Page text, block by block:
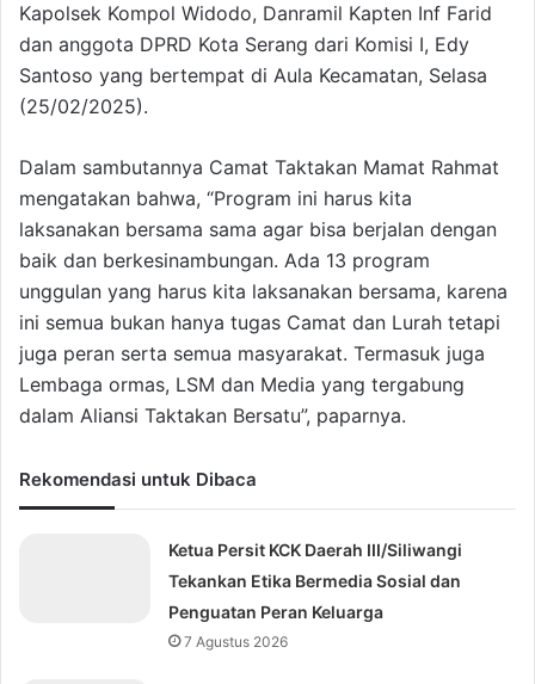
Kapolsek Kompol Widodo, Danramil Kapten Inf Farid
dan anggota DPRD Kota Serang dari Komisi I, Edy
Santoso yang bertempat di Aula Kecamatan, Selasa
(25/02/2025).
Dalam sambutannya Camat Taktakan Mamat Rahmat
mengatakan bahwa, “Program ini harus kita
laksanakan bersama sama agar bisa berjalan dengan
baik dan berkesinambungan. Ada 13 program
unggulan yang harus kita laksanakan bersama, karena
ini semua bukan hanya tugas Camat dan Lurah tetapi
juga peran serta semua masyarakat. Termasuk juga
Lembaga ormas, LSM dan Media yang tergabung
dalam Aliansi Taktakan Bersatu”, paparnya.
Rekomendasi untuk Dibaca
Ketua Persit KCK Daerah III/Siliwangi
Tekankan Etika Bermedia Sosial dan
Penguatan Peran Keluarga
7 Agustus 2026